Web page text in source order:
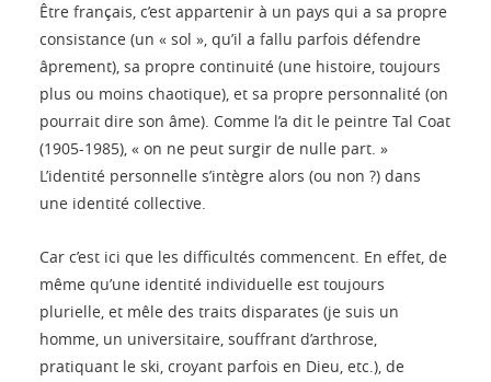
Être français, c’est appartenir à un pays qui a sa propre
consistance (un « sol », qu’il a fallu parfois défendre
âprement), sa propre continuité (une histoire, toujours
plus ou moins chaotique), et sa propre personnalité (on
pourrait dire son âme). Comme l’a dit le peintre Tal Coat
(1905-1985), « on ne peut surgir de nulle part. »
L’identité personnelle s’intègre alors (ou non ?) dans
une identité collective.
Car c’est ici que les difficultés commencent. En effet, de
même qu’une identité individuelle est toujours
plurielle, et mêle des traits disparates (je suis un
homme, un universitaire, souffrant d’arthrose,
pratiquant le ski, croyant parfois en Dieu, etc.), de